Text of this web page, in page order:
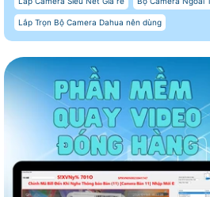
Lắp Trọn Bộ Camera Dahua nên dùng